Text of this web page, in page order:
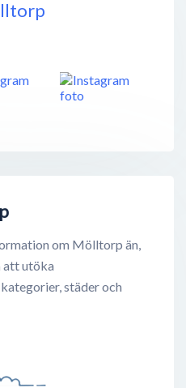
om Mölltorp än,
att utöka
städer och